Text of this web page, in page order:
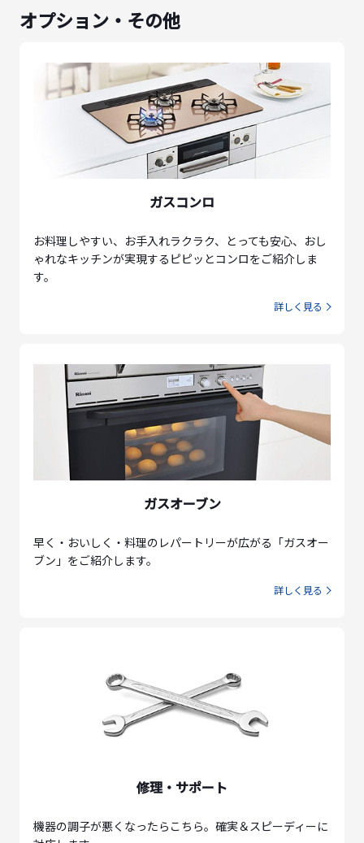
オプション・その他
ガスコンロ
お料理しやすい、お手入れラクラク、とっても安心、おし
ゃれなキッチンが実現するピピッとコンロをご紹介しま
す。
詳しく見る
ガスオーブン
早く・おいしく・料理のレパートリーが広がる「ガスオー
ブン」をご紹介します。
詳しく見る
修理・サポート
機器の調子が悪くなったらこちら。確実＆スピーディーに